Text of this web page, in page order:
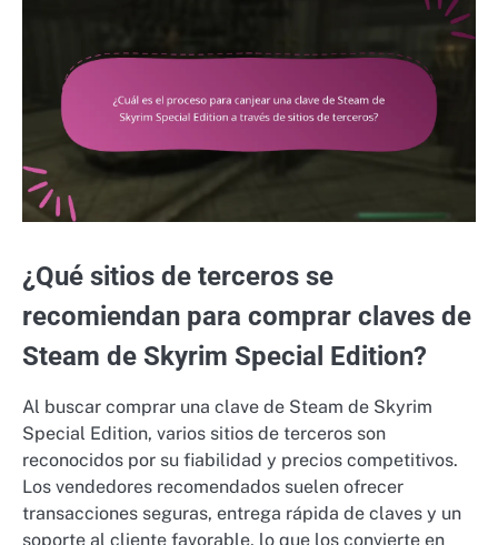
¿Qué sitios de terceros se
recomiendan para comprar claves de
Steam de Skyrim Special Edition?
Al buscar comprar una clave de Steam de Skyrim
Special Edition, varios sitios de terceros son
reconocidos por su fiabilidad y precios competitivos.
Los vendedores recomendados suelen ofrecer
transacciones seguras, entrega rápida de claves y un
soporte al cliente favorable, lo que los convierte en